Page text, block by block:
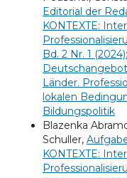
Editorial der
KONTEXTE:
Bd. 2 Nr. 1
Länder.
lokalen
Bildungspolitik
Blazenka
Schuller,
KONTEXTE: